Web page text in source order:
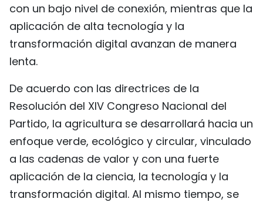
con un bajo nivel de conexión, mientras que la
aplicación de alta tecnología y la
transformación digital avanzan de manera
lenta.
De acuerdo con las directrices de la
Resolución del XIV Congreso Nacional del
Partido, la agricultura se desarrollará hacia un
enfoque verde, ecológico y circular, vinculado
a las cadenas de valor y con una fuerte
aplicación de la ciencia, la tecnología y la
transformación digital. Al mismo tiempo, se